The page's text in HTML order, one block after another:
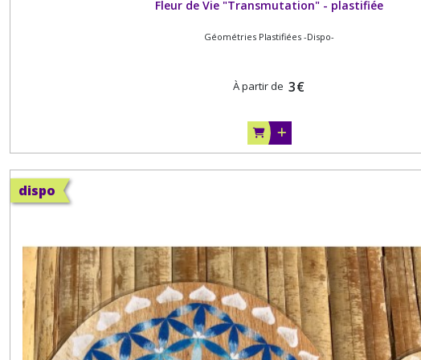
Fleur de Vie "Transmutation" - plastifiée
Géométries Plastifiées -Dispo-
À partir de 3€
dispo